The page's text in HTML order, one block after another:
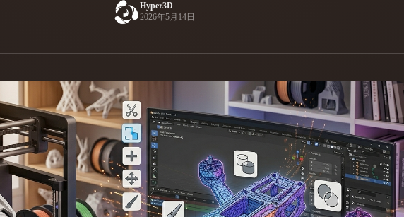
3D 模型搜索引擎
Development
VR/AR
Engineering
Hyper3D
2026年5月14日